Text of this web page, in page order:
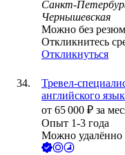
Санкт-
Чернышевская
Можно без
Откликнитесь
Откликнуться
Тревел-
английского
от 65 000 ₽ за
Опыт 1-3 года
Можно удалённо